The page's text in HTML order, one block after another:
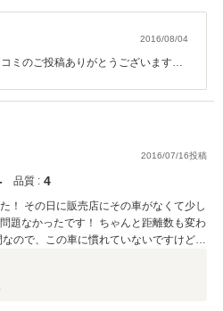
2016/08/04
ミのご投稿ありがとうございます。
す。大切に長く乗って頂けたらと
イル交換、車検等、ご来店頂けた
的にお客さに満足 安全 安心をご
一同頑張っていきたいと思います。
す。 チャンス茂原店 一同
2016/07/16投稿
品質 : 4
！ その日に販売店にその車がなくて少し
題なかったです！ ちゃんと距離数も変わ
ので、この車に慣れていないですけど、